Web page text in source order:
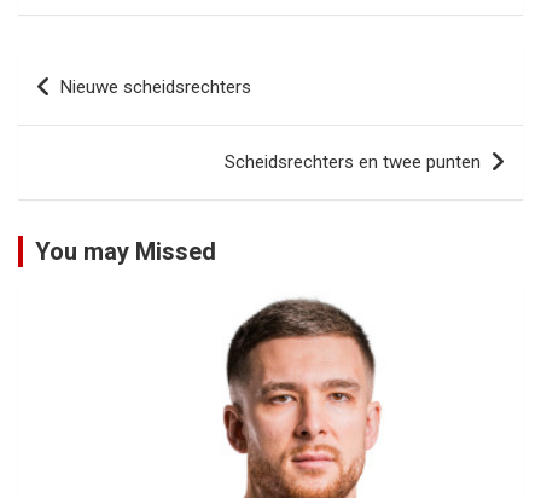
Bericht
navigatie
Nieuwe scheidsrechters
Scheidsrechters en twee punten
You may Missed